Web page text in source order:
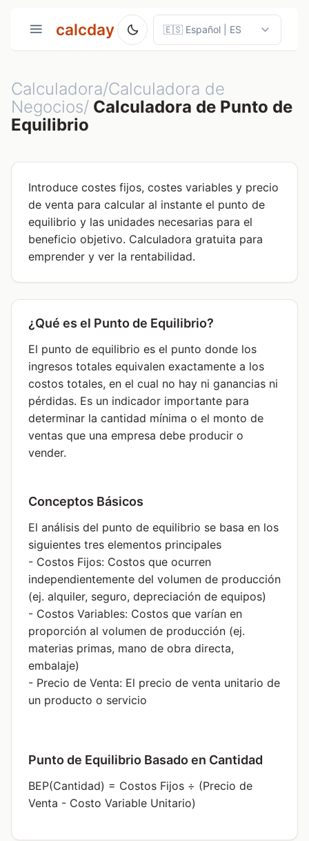
calcday
Calculadora/Calculadora de
Negocios/ Calculadora de Punto de
Equilibrio
Introduce costes fijos, costes variables y precio
de venta para calcular al instante el punto de
equilibrio y las unidades necesarias para el
beneficio objetivo. Calculadora gratuita para
emprender y ver la rentabilidad.
¿Qué es el Punto de Equilibrio?
El punto de equilibrio es el punto donde los
ingresos totales equivalen exactamente a los
costos totales, en el cual no hay ni ganancias ni
pérdidas. Es un indicador importante para
determinar la cantidad mínima o el monto de
ventas que una empresa debe producir o
vender.
Conceptos Básicos
El análisis del punto de equilibrio se basa en los
siguientes tres elementos principales
- Costos Fijos: Costos que ocurren
independientemente del volumen de producción
(ej. alquiler, seguro, depreciación de equipos)
- Costos Variables: Costos que varían en
proporción al volumen de producción (ej.
materias primas, mano de obra directa,
embalaje)
- Precio de Venta: El precio de venta unitario de
un producto o servicio
Punto de Equilibrio Basado en Cantidad
BEP(Cantidad) = Costos Fijos ÷ (Precio de
Venta - Costo Variable Unitario)